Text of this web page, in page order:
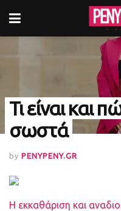
Τι είναι και
σωστά
by PENYPENY.GR
Η εκκαθάριση και